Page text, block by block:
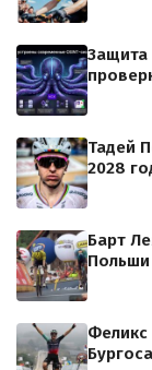
Защита
Тадей
2028
Барт
Польши
Феликс